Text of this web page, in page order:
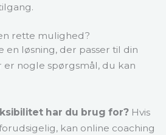
rette mulighed?
en løsning, der passer til din
er nogle spørgsmål, du kan
har du brug for?Hvis
kan online coaching